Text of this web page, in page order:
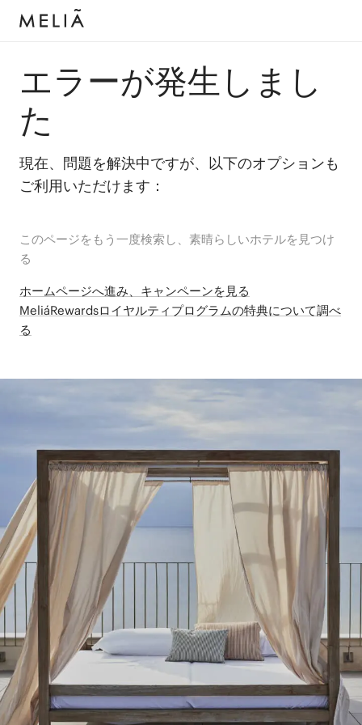
エラーが発生しまし
た
現在、問題を解決中ですが、以下のオプションも
ご利用いただけます：
このページをもう一度検索し、素晴らしいホテルを見つけ
る
ホームページへ進み、キャンペーンを見る
MeliáRewardsロイヤルティプログラムの特典について調べ
る